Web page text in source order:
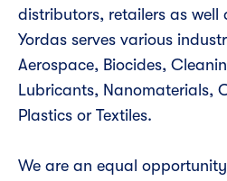
distributors, retailers as well
Yordas serves various
Aerospace, Biocides,
Lubricants, Nanomaterials,
Plastics or Textiles.
We are an equal